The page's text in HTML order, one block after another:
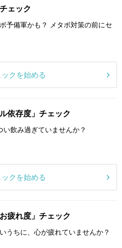
ェック
予備軍かも？ メタボ対策の前にセ
クを始める
依存度」チェック
飲み過ぎていませんか？
クを始める
疲れ度」チェック
うちに、心が疲れていませんか？